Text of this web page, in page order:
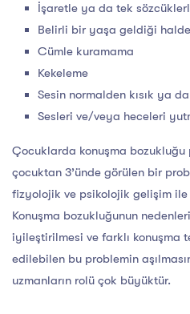
İşaretle ya da tek
Belirli bir yaşa geldiği
Cümle kuramama
Kekeleme
Sesin normalden kısık ya da
Sesleri ve/veya heceleri
Çocuklarda konuşma bozukluğu
çocuktan 3’ünde görülen bir
fizyolojik ve psikolojik gelişim
Konuşma bozukluğunun
iyileştirilmesi ve farklı konuşma
edilebilen bu problemin
uzmanların rolü çok büyüktür.